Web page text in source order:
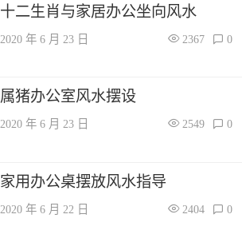
十二生肖与家居办公坐向风水
2020 年 6 月 23 日 2367 0
属猪办公室风水摆设
2020 年 6 月 23 日 2549 0
家用办公桌摆放风水指导
2020 年 6 月 22 日 2404 0